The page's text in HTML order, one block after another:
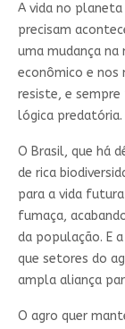
A vida no planeta
precisam
uma mudança
econômico e nos
resiste, e
lógica predatória.
O Brasil, que há
de rica
para a vida
fumaça,
da população. E
que setores do
ampla aliança
O agro quer